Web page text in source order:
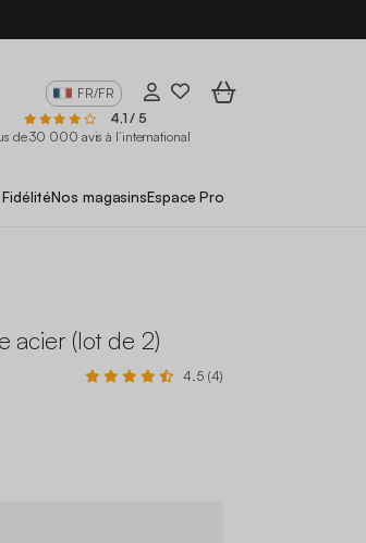
FR/FR
4,1 / 5
de 30 000 avis à l’international
Nos magasinsEspace Pro
acier (lot de 2)
4.5 (4)